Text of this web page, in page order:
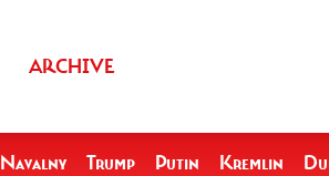
ARCHIVE
Navalny Trump Putin Kremlin